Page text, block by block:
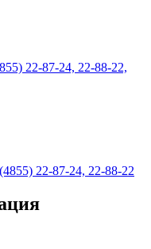
22-87-24, 22-88-22,
22-87-24, 22-88-22